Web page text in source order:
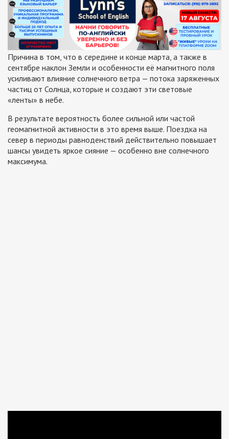
Причина в том, что в середине и конце марта, а также в
сентябре наклон Земли и особенности её магнитного поля
усиливают влияние солнечного ветра — потока заряженных
частиц от Солнца, которые и создают эти световые
«ленты» в небе.
В результате вероятность более сильной или частой
геомагнитной активности в это время выше. Поездка на
север в периоды равноденствий действительно повышает
шансы увидеть яркое сияние — особенно вне солнечного
максимума.